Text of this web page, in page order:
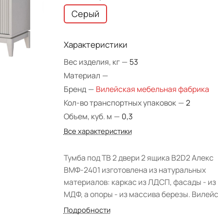
Серый
Характеристики
Вес изделия, кг — 53
Материал —
Бренд — Вилейская мебельная фабрика
Кол-во транспортных упаковок —2
Объем, куб. м — 0,3
Все характеристики
Тумба под ТВ 2 двери 2 ящика B2D2 Алекс
ВМФ-2401 изготовлена из натуральных
материалов: каркас из ЛДСП, фасады - из
МДФ, а опоры - из массива березы.
мебельная фабрика представила
Подробности